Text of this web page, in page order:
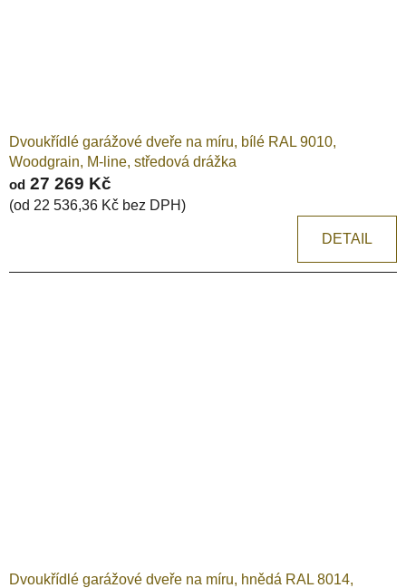
Dvoukřídlé garážové dveře na míru, bílé RAL 9010,
Woodgrain, M-line, středová drážka
od 27 269 Kč
(od 22 536,36 Kč bez DPH)
DETAIL
Dvoukřídlé garážové dveře na míru, hnědá RAL 8014,